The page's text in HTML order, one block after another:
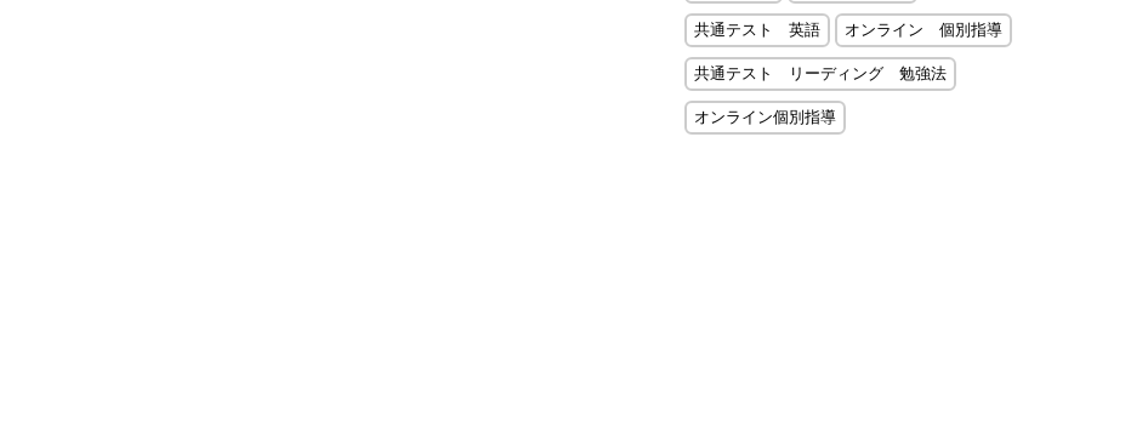
共通テスト 英語 オンライン 個別指導
共通テスト リーディング 勉強法
オンライン個別指導